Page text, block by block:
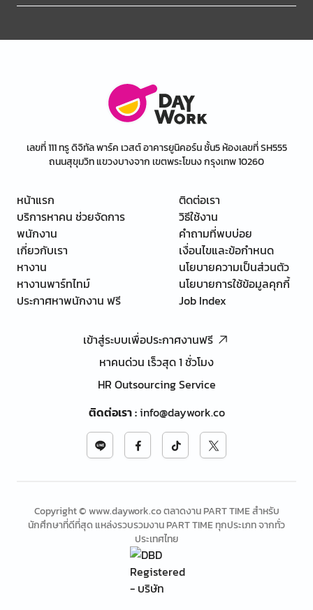
เลขที่ 111 ทรู ดิจิทัล พาร์ค เวสต์ อาคารยูนิคอร์น ชั้น5 ห้องเลขที่ SH555
ถนนสุขุมวิท แขวงบางจาก เขตพระโขนง กรุงเทพ 10260
หน้าแรก
บริการหาคน ช่วยจัดการ
พนักงาน
เกี่ยวกับเรา
หางาน
หางานพาร์ทไทม์
ประกาศหาพนักงาน ฟรี
ติดต่อเรา
วิธีใช้งาน
คำถามที่พบบ่อย
เงื่อนไขและข้อกำหนด
นโยบายความเป็นส่วนตัว
นโยบายการใช้ข้อมูลคุกกี้
Job Index
เข้าสู่ระบบเพื่อประกาศงานฟรี
หาคนด่วน เร็วสุด 1 ชั่วโมง
HR Outsourcing Service
ติดต่อเรา:info@daywork.co
Copyright © www.daywork.co ตลาดงาน PART TIME สำหรับ
นักศึกษาที่ดีที่สุด แหล่งรวบรวมงาน PART TIME ทุกประเภท จากทั่ว
ประเทศไทย